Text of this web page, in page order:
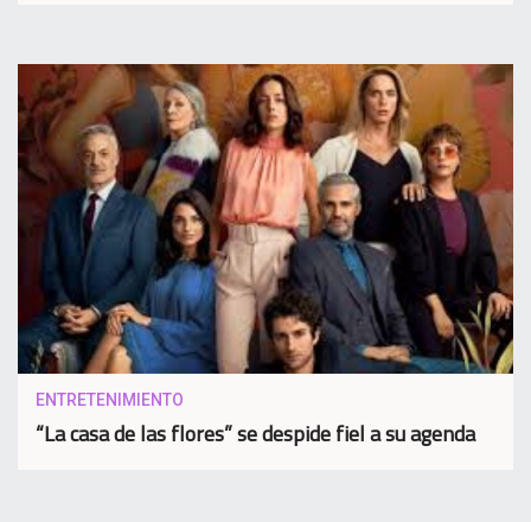
ENTRETENIMIENTO
“La casa de las flores” se despide fiel a su agenda